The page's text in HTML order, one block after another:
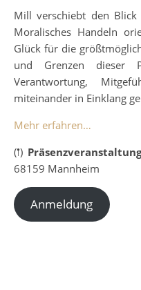
Mill verschiebt den
Moralisches Handeln
Glück für die
und Grenzen dieser
Verantwortung,
miteinander in Einklang
Mehr erfahren…
(𖡡) Präsenzveranstaltung
68159 Mannheim
Anmeldung